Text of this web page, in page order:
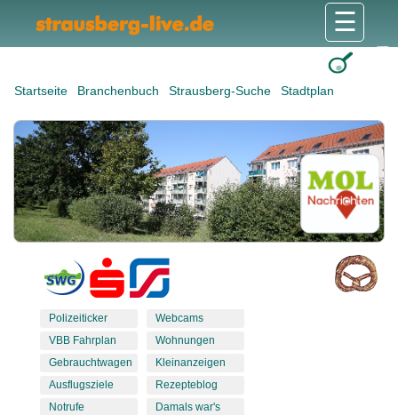
Startseite Branchenbuch Strausberg-Suche Stadtplan
☰
Polizeiticker
VBB Fahrplan
Gebrauchtwagen
Ausflugsziele
Notrufe
Webcams
Wohnungen
Kleinanzeigen
Rezepteblog
Damals war's